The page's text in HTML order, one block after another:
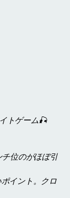
トゲーム🎣
位のがほぼ引
イント。クロ